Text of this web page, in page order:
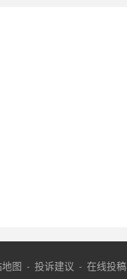
地图 - 投诉建议 - 在线投稿